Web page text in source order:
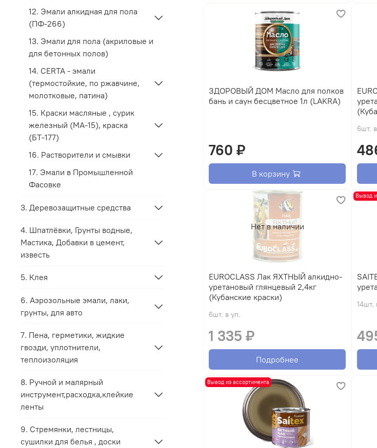
ЗДОРОВЫЙ ДОМ Масло для полков
бань и саун бесцветное 1л (LAKRA)
760 ₽
В корзину
EUROCLASS
6шт.
Нет в наличии
EUROCLASS Лак ЯХТНЫЙ алкидно-
уретановый глянцевый 2,4кг
(Кубанские краски)
6шт. в уп.
1 335 ₽
Подробнее
Вывод
SAITEX Лак
14шт.
Вывод из ассортимента
12. Эмали алкидная для пола
(ПФ-266)
13. Эмали для пола (акриловые и
для бетонных полов)
14. CERTA - эмали
(термостойкие, по ржавчине,
молотковые, патина)
15. Краски масляные , сурик
железный (МА-15), краска
(БТ-177)
16. Растворители и смывки
17. Эмали в Промышленной
Фасовке
3. Деревозащитные средства
4. Шпатлёвки, Грунты водные,
Мастика, Добавки в цемент,
известь
5. Клея
6. Аэрозольные эмали, лаки,
грунты, для авто
7. Пена, герметики, жидкие
гвозди, уплотнители,
теплоизоляция
8. Ручной и малярный
инструмент,расходка,клейкие
ленты
9. Стремянки, лестницы,
сушилки для белья , доски